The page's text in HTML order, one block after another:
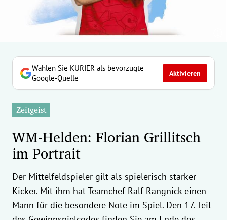
Untermenü
Untermenü
Untermenü
Untermenü
Untermenü
Untermenü
Wählen Sie KURIER als bevorzugte
Google-Quelle
Aktivieren
Zeitgeist
WM-Helden: Florian Grillitsch
im Portrait
Der Mittelfeldspieler gilt als spielerisch starker
Kicker. Mit ihm hat Teamchef Ralf Rangnick einen
Mann für die besondere Note im Spiel. Den 17. Teil